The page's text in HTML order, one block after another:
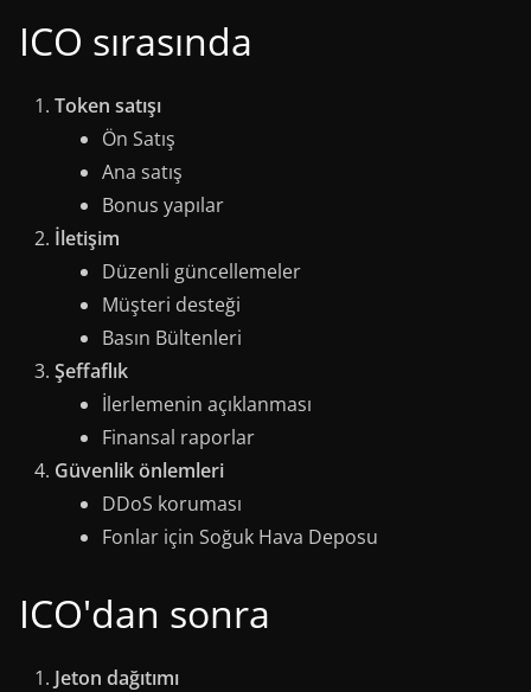
ICO sırasında
Token satışı
Ön Satış
Ana satış
Bonus yapılar
İletişim
Düzenli güncellemeler
Müşteri desteği
Basın Bültenleri
Şeffaflık
İlerlemenin açıklanması
Finansal raporlar
Güvenlik önlemleri
DDoS koruması
Fonlar için Soğuk Hava Deposu
ICO'dan sonra
Jeton dağıtımı